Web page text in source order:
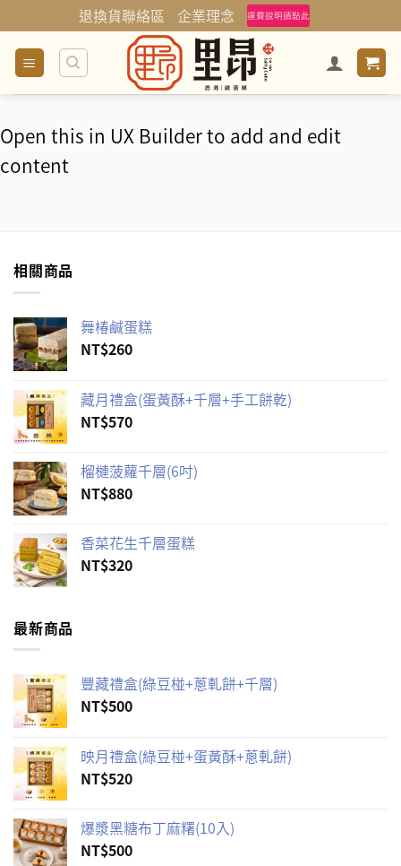
to
content
退換貨聯絡區 企業理念 運費說明請點此
Open this in UX Builder to add and edit
content
相關商品
舞椿鹹蛋糕
NT$260
藏月禮盒(蛋黃酥+千層+手工餅乾)
NT$570
榴槤菠蘿千層(6吋)
NT$880
香菜花生千層蛋糕
NT$320
最新商品
豐藏禮盒(綠豆椪+蔥軋餅+千層)
NT$500
映月禮盒(綠豆椪+蛋黃酥+蔥軋餅)
NT$520
爆漿黑糖布丁麻糬(10入)
NT$500